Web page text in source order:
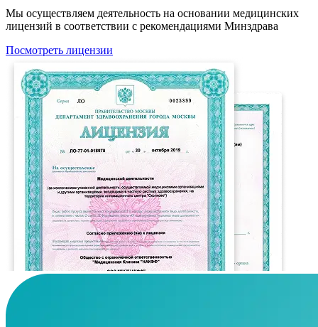
Мы осуществляем деятельность на основании медицинских
лицензий в соответствии с рекомендациями Минздрава
Посмотреть лицензии